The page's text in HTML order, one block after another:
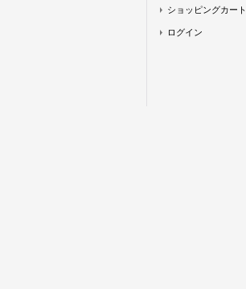
ショッピングカート
ログイン